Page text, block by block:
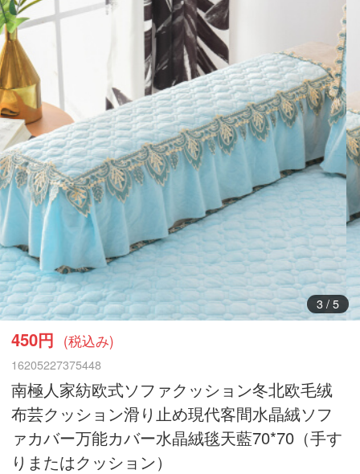
3/ 5
450円 (税込み)
16205227375448
南極人家紡欧式ソファクッション冬北欧毛绒
布芸クッション滑り止め現代客間水晶絨ソフ
ァカバー万能カバー水晶絨毯天藍70*70（手す
りまたはクッション）